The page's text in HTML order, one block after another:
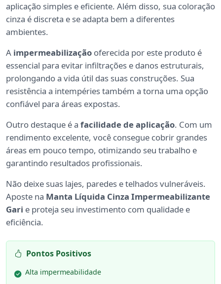
aplicação simples e eficiente. Além disso, sua coloração
cinza é discreta e se adapta bem a diferentes
ambientes.
A impermeabilização oferecida por este produto é
essencial para evitar infiltrações e danos estruturais,
prolongando a vida útil das suas construções. Sua
resistência a intempéries também a torna uma opção
confiável para áreas expostas.
Outro destaque é a facilidade de aplicação. Com um
rendimento excelente, você consegue cobrir grandes
áreas em pouco tempo, otimizando seu trabalho e
garantindo resultados profissionais.
Não deixe suas lajes, paredes e telhados vulneráveis.
Aposte na Manta Líquida Cinza Impermeabilizante
Gari e proteja seu investimento com qualidade e
eficiência.
Pontos Positivos
Alta impermeabilidade